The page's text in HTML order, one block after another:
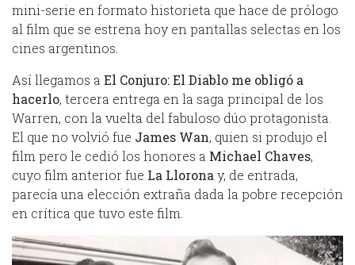
mini-serie en formato historieta que hace de prólogo
al film que se estrena hoy en pantallas selectas en los
cines argentinos.
Así llegamos a El Conjuro: El Diablo me obligó a
hacerlo, tercera entrega en la saga principal de los
Warren, con la vuelta del fabuloso dúo protagonista.
El que no volvió fue James Wan, quien si produjo el
film pero le cedió los honores a Michael Chaves,
cuyo film anterior fue La Llorona y, de entrada,
parecía una elección extraña dada la pobre recepción
en crítica que tuvo este film.